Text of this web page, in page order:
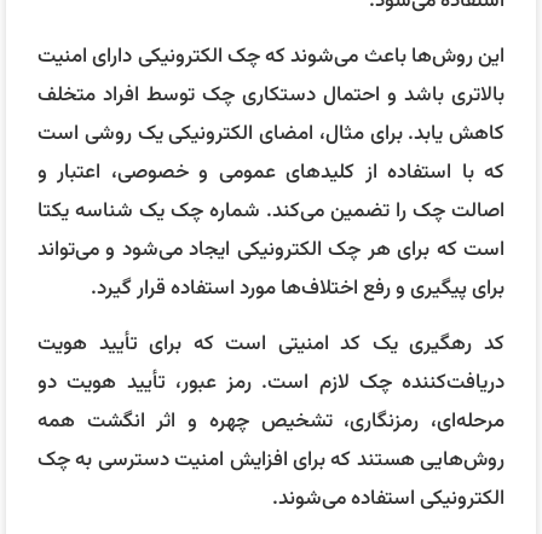
این روش‌ها باعث می‌شوند که چک الکترونیکی دارای امنیت
بالاتری باشد و احتمال دستکاری چک توسط افراد متخلف
کاهش یابد. برای مثال، امضای الکترونیکی یک روشی است
که با استفاده از کلید‌های عمومی و خصوصی، اعتبار و
اصالت چک را تضمین می‌کند. شماره چک یک شناسه یکتا
است که برای هر چک الکترونیکی ایجاد می‌شود و می‌تواند
برای پیگیری و رفع اختلاف‌ها مورد استفاده قرار گیرد.
کد رهگیری یک کد امنیتی است که برای تأیید هویت
دریافت‌کننده چک لازم است. رمز عبور، تأیید هویت دو
مرحله‌ای، رمزنگاری، تشخیص چهره و اثر انگشت همه
روش‌هایی هستند که برای افزایش امنیت دسترسی به چک
الکترونیکی استفاده می‌شوند.